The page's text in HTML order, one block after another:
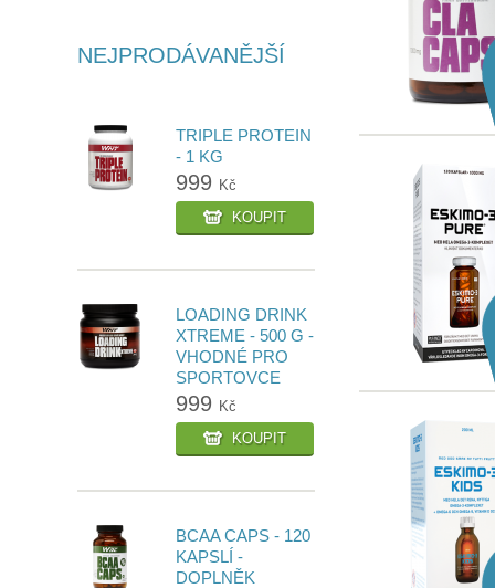
NEJPRODÁVANĚJŠÍ
TRIPLE PROTEIN
- 1 KG
999 Kč
KOUPIT
LOADING DRINK
XTREME - 500 G -
VHODNÉ PRO
SPORTOVCE
999 Kč
KOUPIT
BCAA CAPS - 120
KAPSLÍ -
DOPLNĚK